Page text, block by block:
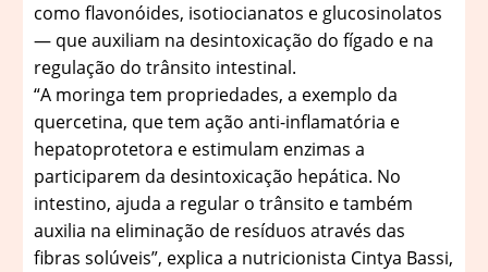
como flavonóides, isotiocianatos e glucosinolatos
— que auxiliam na desintoxicação do fígado e na
regulação do trânsito intestinal.
“A moringa tem propriedades, a exemplo da
quercetina, que tem ação anti-inflamatória e
hepatoprotetora e estimulam enzimas a
participarem da desintoxicação hepática. No
intestino, ajuda a regular o trânsito e também
auxilia na eliminação de resíduos através das
fibras solúveis”, explica a nutricionista Cintya Bassi,